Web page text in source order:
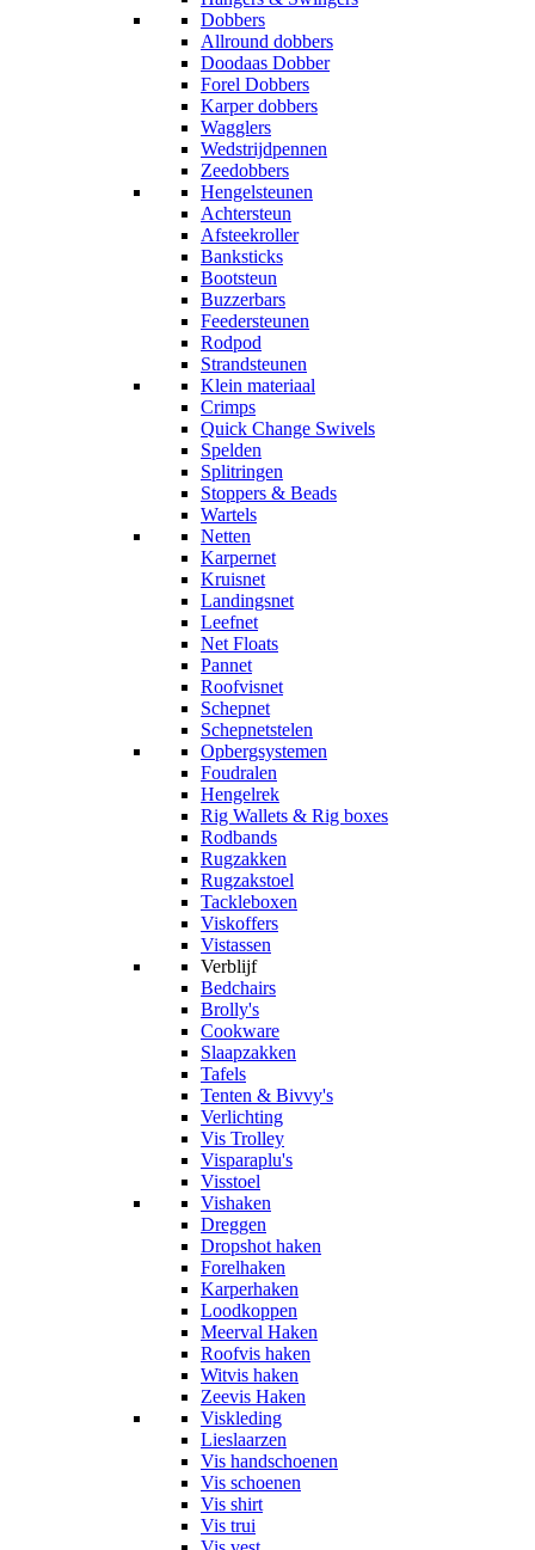
Dobbers
Allround dobbers
Doodaas Dobber
Forel Dobbers
Karper dobbers
Wagglers
Wedstrijdpennen
Zeedobbers
Hengelsteunen
Achtersteun
Afsteekroller
Banksticks
Bootsteun
Buzzerbars
Feedersteunen
Rodpod
Strandsteunen
Klein materiaal
Crimps
Quick Change Swivels
Spelden
Splitringen
Stoppers & Beads
Wartels
Netten
Karpernet
Kruisnet
Landingsnet
Leefnet
Net Floats
Pannet
Roofvisnet
Schepnet
Schepnetstelen
Opbergsystemen
Foudralen
Hengelrek
Rig Wallets & Rig boxes
Rodbands
Rugzakken
Rugzakstoel
Tackleboxen
Viskoffers
Vistassen
Verblijf
Bedchairs
Brolly's
Cookware
Slaapzakken
Tafels
Tenten & Bivvy's
Verlichting
Vis Trolley
Visparaplu's
Visstoel
Vishaken
Dreggen
Dropshot haken
Forelhaken
Karperhaken
Loodkoppen
Meerval Haken
Roofvis haken
Witvis haken
Zeevis Haken
Viskleding
Lieslaarzen
Vis handschoenen
Vis schoenen
Vis shirt
Vis trui